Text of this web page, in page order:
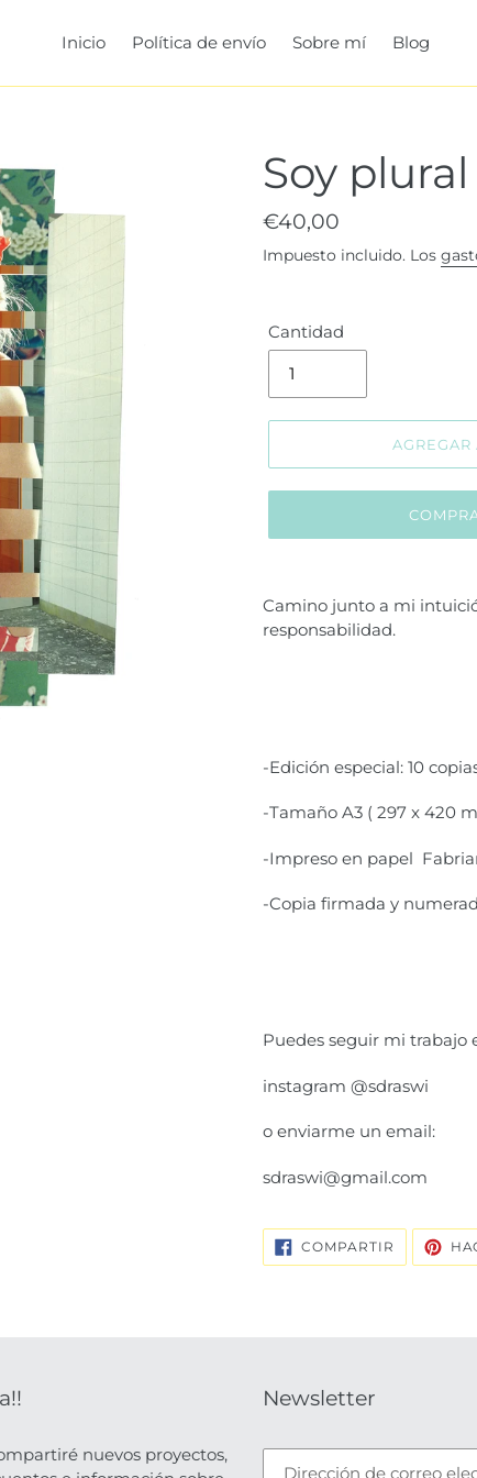
Inicio Política de envío Sobre mí Blog
Soy plural
Precio
habitual
€40,00
Impuesto incluido. Los
Cantidad
AGREGAR
el
producto
Camino junto a mi
responsabilidad.
-Edición especial: 10
-Tamaño A3 ( 297 x 420
-Impreso en papel
-Copia firmada y
Puedes seguir mi trabajo
instagram @sdraswi
o enviarme un email:
sdraswi@gmail.com
COMPARTIR
nuevos proyectos,
Newsletter